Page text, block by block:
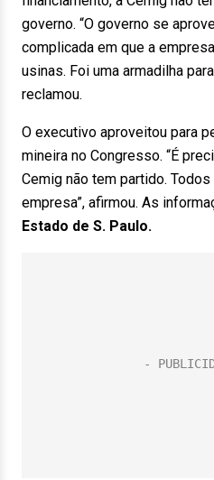
governo. “O governo se
complicada em que a
usinas. Foi uma armadilha
reclamou.
O executivo aproveitou para
mineira no Congresso. “É
Cemig não tem partido.
empresa”, afirmou. As
Estado de S. Paulo.